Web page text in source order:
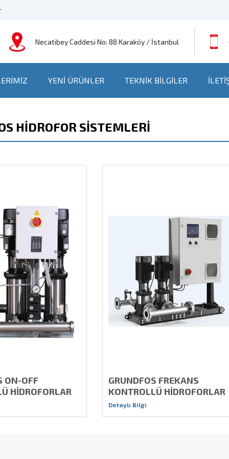
Necatibey Caddesi No: 88 Karaköy / İstanbul
YENİ ÜRÜNLER TEKNİK BİLGİLER
HİDROFOR SİSTEMLERİ
ON-OFF
HİDROFORLAR
GRUNDFOS FREKANS
KONTROLLÜ HİDROFORLAR
Detaylı Bilgi